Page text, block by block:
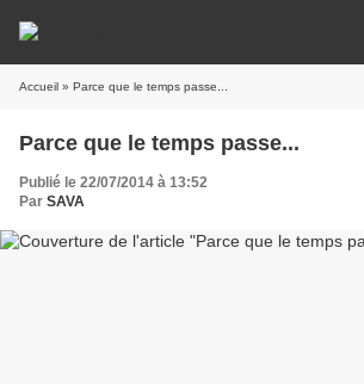
Accueil » Parce que le temps passe...
Parce que le temps passe...
Publié le 22/07/2014 à 13:52
Par SAVA